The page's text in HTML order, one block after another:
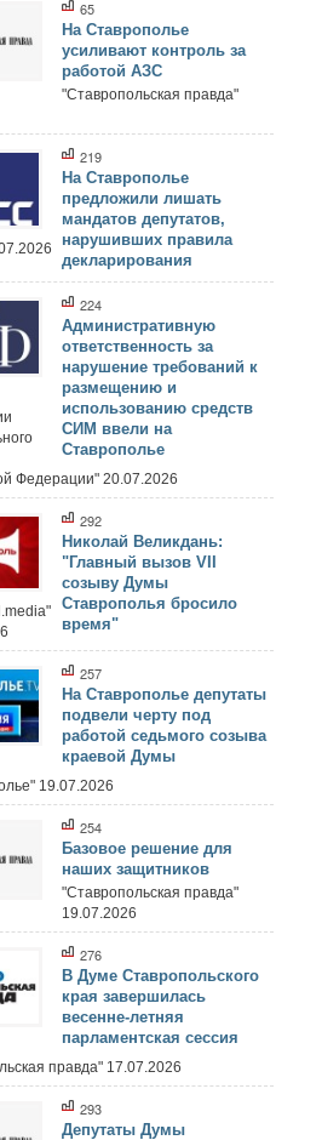
65
На Ставрополье
усиливают контроль за
работой АЗС
"Ставропольская правда"
219
На Ставрополье
предложили лишать
мандатов депутатов,
нарушивших правила
декларирования
224
Административную
ответственность за
нарушение требований к
размещению и
использованию средств
СИМ ввели на
Ставрополье
Федерации" 20.07.2026
292
Николай Великдань:
"Главный вызов VII
созыву Думы
Ставрополья бросило
время"
257
На Ставрополье депутаты
подвели черту под
работой седьмого созыва
краевой Думы
19.07.2026
254
Базовое решение для
наших защитников
"Ставропольская правда"
19.07.2026
276
В Думе Ставропольского
края завершилась
весенне-летняя
парламентская сессия
правда" 17.07.2026
293
Депутаты Думы